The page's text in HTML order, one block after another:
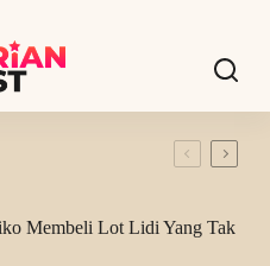
Membeli Lot Lidi Yang Tak